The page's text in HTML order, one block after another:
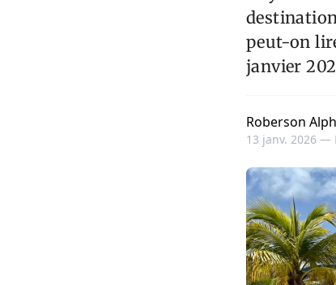
peut-on
janvier
Roberson
13 janv. 2026 —